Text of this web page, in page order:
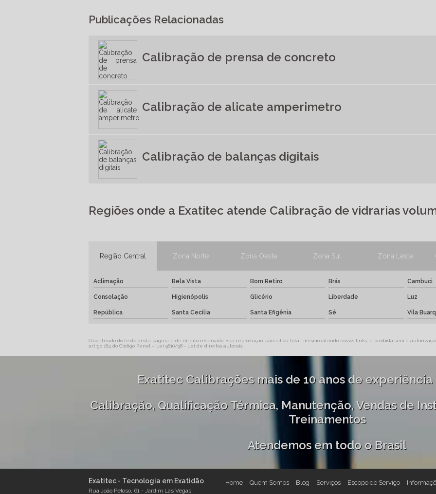
Publicações Relacionadas
Calibração de prensa de concreto
Calibração de alicate amperimetro
Calibração de balanças digitais
Regiões onde a Exatitec atende Calibração de vidrarias
Região Central Zona Norte Zona Oeste Zona Sul Zona Leste
Aclimação Bela Vista Bom Retiro Brás Cambuci
Consolação Higienópolis Glicério Liberdade Luz
República Santa Cecília Santa Efigênia Sé Vila
O conteúdo do texto desta página é de direito reservado. Sua reprodução, parcial ou total, mesmo citando nossos links, é proibida sem a
artigo 184 do Código Penal – Lei 9610/98 - Lei de direitos autorais
Exatitec Calibrações mais de 10 anos de
Calibração, Qualificação Térmica, Manutenção, Vendas de
Treinamentos
Atendemos em todo o Brasil
Exatitec - Tecnologia em Exatidão
Rua João Peloso, 61 - Jardim Las Vegas
Home Quem Somos Blog Serviços Escopo de Serviço